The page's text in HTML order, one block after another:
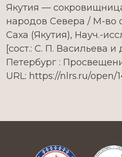
Якутия —
народов Севера / М-во
Саха (Якутия), Науч.-
[сост.: С. П. Васильева
Петербург :
URL: https://nlrs.ru/open/